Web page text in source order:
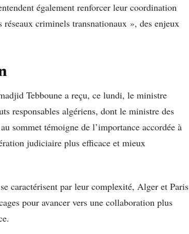
également renforcer leur coordination
réseaux criminels transnationaux », des enjeux
Tebboune a reçu, ce lundi, le ministre
responsables algériens, dont le ministre des
sommet témoigne de l’importance accordée à
judiciaire plus efficace et mieux
caractérisent par leur complexité, Alger et Paris
pour avancer vers une collaboration plus